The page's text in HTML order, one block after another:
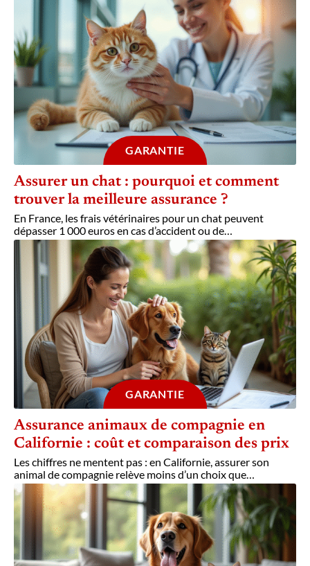
GARANTIE
Assurer un chat : pourquoi et comment
trouver la meilleure assurance ?
En France, les frais vétérinaires pour un chat peuvent
dépasser 1 000 euros en cas d’accident ou de
GARANTIE
Assurance animaux de compagnie en
Californie : coût et comparaison des prix
Les chiffres ne mentent pas : en Californie, assurer son
animal de compagnie relève moins d’un choix que…